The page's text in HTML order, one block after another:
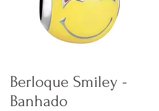
Berloque Smiley -
Banhado